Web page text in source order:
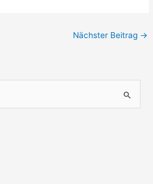
Nächster Beitrag →